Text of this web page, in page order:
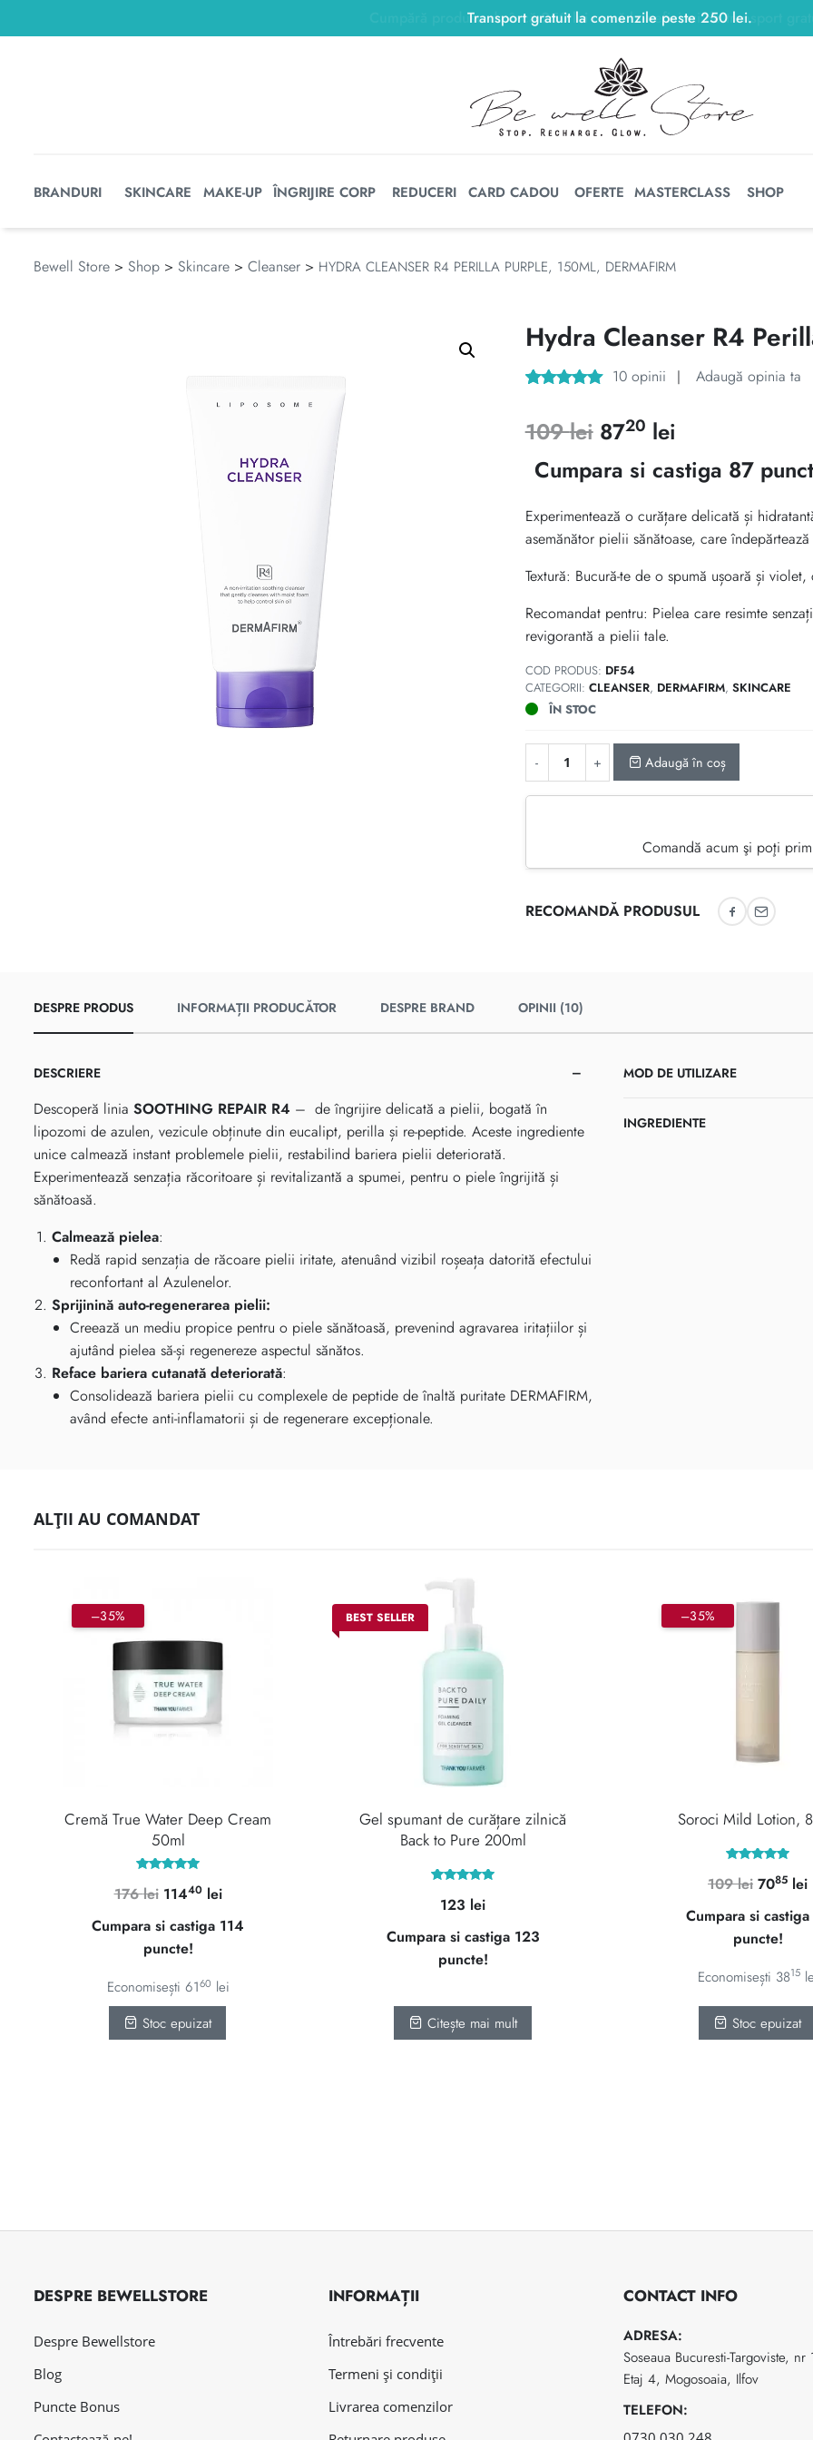
Transport gratuit la comenzile peste 250 lei.
250 lei
BRANDURI SKINCARE MAKE-UP ÎNGRIJIRE CORP REDUCERI CARD CADOU OFERTE MASTERCLASS SHOP
Bewell Store > Shop > Skincare > Cleanser > HYDRA CLEANSER R4 PERILLA PURPLE, 150ML, DERMAFIRM
Hydra Cleanser R4
baza a
evaluări de
10 opinii | Adaugă opinia ta
109lei Prețul
inițial
fost:
109 lei.
8720 lei
curent
8720 lei.
Cumpara si castiga 87
Experimentează o curățare delicată și
asemănător pielii sănătoase, care
Textură: Bucură-te de o spumă ușoară și
Recomandat pentru: Pielea care resimte
revigorantă a pielii tale.
COD PRODUS: DF54
CATEGORII: CLEANSER, DERMAFIRM, SKINCARE
ÎN STOC
Adaugă în coș
Comandă acum şi poţi
RECOMANDĂ PRODUSUL
Recomandă
DESPRE PRODUS INFORMAȚII PRODUCĂTOR DESPRE BRAND OPINII (10)
DESCRIERE
Descoperă linia SOOTHING REPAIR R4 – de îngrijire delicată a pielii, bogată în
lipozomi de azulen, vezicule obținute din eucalipt, perilla și re-peptide. Aceste ingrediente
unice calmează instant problemele pielii, restabilind bariera pielii deteriorată.
Experimentează senzația răcoritoare și revitalizantă a spumei, pentru o piele îngrijită și
sănătoasă.
Calmează pielea:
Redă rapid senzația de răcoare pielii iritate, atenuând vizibil roșeața datorită efectului
reconfortant al Azulenelor.
Sprijinină auto-regenerarea pielii:
Creează un mediu propice pentru o piele sănătoasă, prevenind agravarea iritațiilor și
ajutând pielea să-și regenereze aspectul sănătos.
Reface bariera cutanată deteriorată:
Consolidează bariera pielii cu complexele de peptide de înaltă puritate DERMAFIRM,
având efecte anti-inflamatorii și de regenerare excepționale.
MOD DE UTILIZARE
INGREDIENTE
ALȚII AU COMANDAT
–35%
Cremă True Water Deep Cream
50ml
5.00
din 5
176lei Prețul
inițial
fost:
176 lei.
11440 leiPrețul
curent
Cumpara si castiga 114
puncte!
Economisești 6160 lei
Stoc epuizat
BEST SELLER
Gel spumant de curățare zilnică
Back to Pure 200ml
5.00
din 5
123 lei
Cumpara si castiga 123
puncte!
Citește mai mult
–35%
Soroci Mild Lotion,
5.00
din 5
109lei Prețul
inițial
fost:
109 lei.
7085 lei
Cumpara si
puncte!
Economisești 3815
Stoc epuizat
DESPRE BEWELLSTORE
Despre Bewellstore
Blog
Puncte Bonus
INFORMAȚII
Întrebări frecvente
Termeni și condiții
Livrarea comenzilor
CONTACT INFO
ADRESA:
Soseaua Bucuresti-Targoviste,
Etaj 4, Mogosoaia, Ilfov
TELEFON: